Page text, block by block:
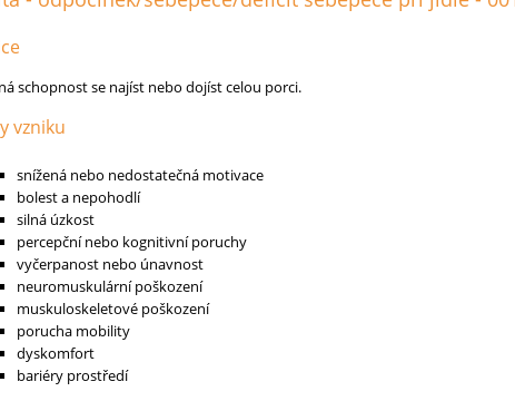
schopnost se najíst nebo dojíst celou porci.
vzniku
snížená nebo nedostatečná motivace
bolest a nepohodlí
silná úzkost
percepční nebo kognitivní poruchy
vyčerpanost nebo únavnost
neuromuskulární poškození
muskuloskeletové poškození
porucha mobility
dyskomfort
bariéry prostředí